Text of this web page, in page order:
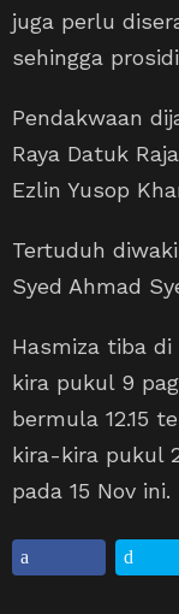
juga perlu
sehingga
Pendakwaan
Raya Datuk
Ezlin Yusop
Tertuduh
Syed Ahmad
Hasmiza tiba
kira pukul 9
bermula 12.15
kira-kira pukul
pada 15 Nov ini.